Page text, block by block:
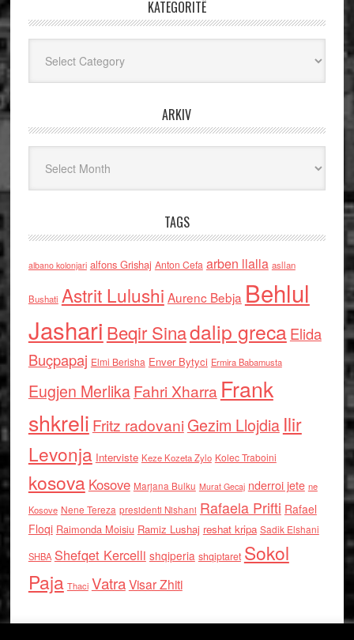
KATEGORITË
ARKIV
TAGS
albano kolonjari alfons Grishaj Anton Cefa arben llalla asllan
Bushati Astrit Lulushi Aurenc Bebja Behlul
Jashari Beqir Sinadalip grecaElida
Buçpapaj Elmi Berisha Enver Bytyci Ermira Babamusta
Eugjen MerlikaFahri Xharra Frank
shkreli Fritz radovaniGezim Llojdia Ilir
Levonja Interviste Keze Kozeta Zylo Kolec Traboini
kosova Kosove Marjana Bulku Murat Gecaj nderroi jete ne
Kosove Nene Tereza presidenti Nishani Rafaela Prifti Rafael
Floqi Raimonda Moisiu Ramiz Lushaj reshat kripa Sadik Elshani
SHBA Shefqet Kercelli shqiperia shqiptaret Sokol
Paja Thaci VatraVisar Zhiti